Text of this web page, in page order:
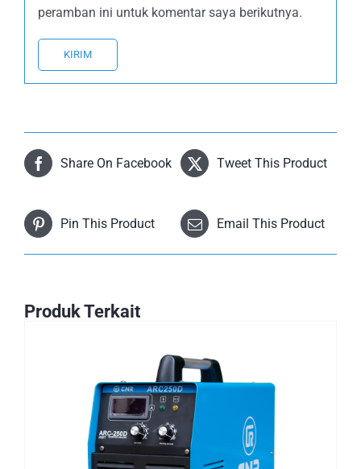
peramban ini untuk komentar saya berikutnya.
Share On Facebook Tweet This Product
Pin This Product Email This Product
Produk Terkait